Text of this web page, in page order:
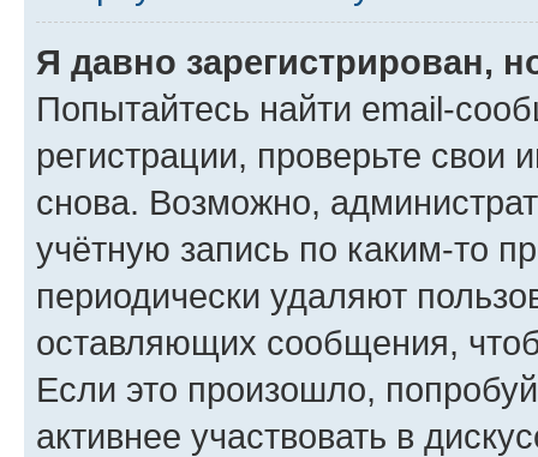
Я давно зарегистрирован,
Попытайтесь найти email-
регистрации, проверьте свои
снова. Возможно,
учётную запись по каким-то
периодически удаляют
оставляющих сообщения,
Если это произошло,
активнее участвовать в